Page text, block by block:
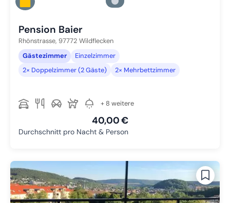
Zu Slide 5 wechseln
Pension Baier
Rhönstrasse, 97772 Wildflecken
Gästezimmer
Einzelzimmer
2× Doppelzimmer (2 Gäste)
2× Mehrbettzimmer
+ 8 weitere
40,00 €
Durchschnitt pro Nacht & Person